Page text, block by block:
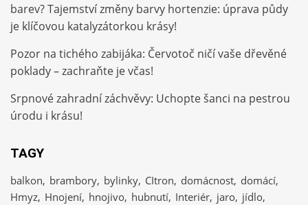
barev? Tajemství změny barvy hortenzie: úprava půdy
je klíčovou katalyzátorkou krásy!
Pozor na tichého zabijáka: Červotoč ničí vaše dřevěné
poklady – zachraňte je včas!
Srpnové zahradní záchvěvy: Uchopte šanci na pestrou
úrodu i krásu!
TAGY
balkon brambory bylinky CItron domácnost domácí
Hmyz Hnojení hnojivo hubnutí Interiér jaro jídlo